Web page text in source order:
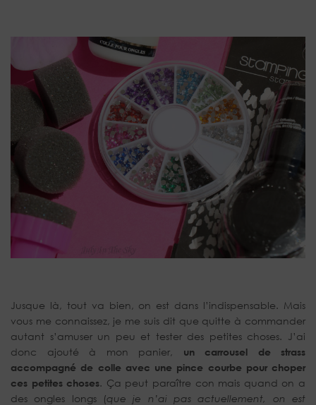
Jusque là, tout va bien, on est dans l’indispensable. Mais
vous me connaissez, je me suis dit que quitte à commander
autant s’amuser un peu et tester des petites choses. J’ai
donc ajouté à mon panier, un carrousel de strass
accompagné de colle avec une pince courbe pour choper
ces petites choses. Ça peut paraître con mais quand on a
des ongles longs (que je n’ai pas actuellement, on est